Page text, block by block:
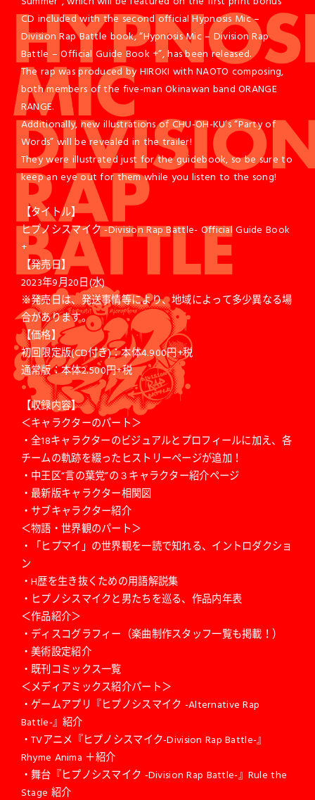
CD included with the second official Hypnosis Mic –
Division Rap Battle book, “Hypnosis Mic – Division Rap
Battle – Official Guide Book +”, has been released.
The rap was produced by HIROKI with NAOTO composing,
both members of the five-man Okinawan band ORANGE
RANGE.
Additionally, new illustrations of CHU-OH-KU’s “Party of
Words” will be revealed in the trailer!
They were illustrated just for the guidebook, so be sure to
keep an eye out for them while you listen to the song!
【タイトル】
ヒプノシスマイク -Division Rap Battle- Official Guide Book
+
【発売日】
2023年9月20日(水)
※発売日は、発送事情等により、地域によって多少異なる場
合があります。
【価格】
初回限定版(CD付き)：本体4.900円+税
通常版：本体2.500円+税
【収録内容】
＜キャラクターのパート＞
・全18キャラクターのビジュアルとプロフィールに加え、各
チームの軌跡を綴ったヒストリーページが追加！
・中王区“言の葉党”の３キャラクター紹介ページ
・最新版キャラクター相関図
・サブキャラクター紹介
＜物語・世界観のパート＞
・「ヒプマイ」の世界観を一読で知れる、イントロダクショ
ン
・H歴を生き抜くための用語解説集
・ヒプノシスマイクと男たちを巡る、作品内年表
＜作品紹介＞
・ディスコグラフィー（楽曲制作スタッフ一覧も掲載！）
・美術設定紹介
・既刊コミックス一覧
＜メディアミックス紹介パート＞
・ゲームアプリ『ヒプノシスマイク -Alternative Rap
Battle-』紹介
・TVアニメ『ヒプノシスマイク-Division Rap Battle-』
Rhyme Anima ＋紹介
・舞台『ヒプノシスマイク -Division Rap Battle-』Rule the
Stage 紹介